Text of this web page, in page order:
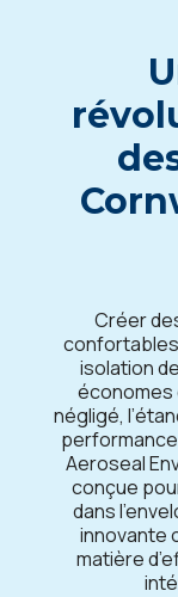
Créer
confortables
isolation
économes
négligé,
Aeroseal
conçue
dans
innovante
matière